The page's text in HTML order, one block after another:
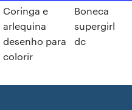
Coringa e
arlequina
desenho para
colorir
Boneca
supergirl
dc